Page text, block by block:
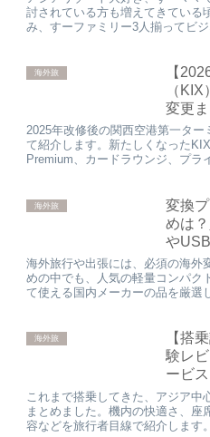
討されている方も増えてきている
み、すーファミリー3人揃ってビ
海外旅
【
（
変更
2025年改修後の関西空港第一タ
て紹介します。新たしくなった
Premium、カードラウンジ、プラ
海外旅
変換
めは
や
海外旅行や出張には、必須の海外
めの中でも、人気の軽量コンパク
て使える国内メーカーの品を厳選
海外旅
【搭
験レ
ービ
これまで搭乗してきた、アジア中
まとめました。機内の快適さ、座
容などを旅行者目線で紹介します